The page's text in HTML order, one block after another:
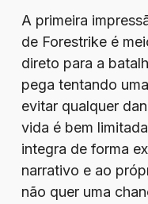
A primeira
de Forestrike é
direto para a
pega tentando
evitar qualquer
vida é bem
integra de forma
narrativo e ao
não quer uma